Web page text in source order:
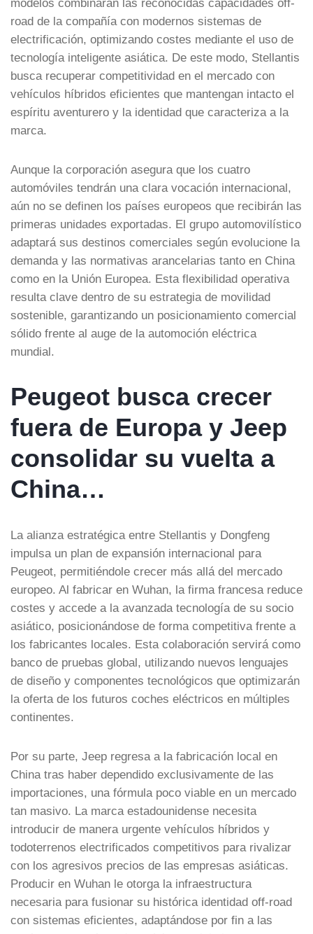
modelos combinarán las reconocidas capacidades off-
road de la compañía con modernos sistemas de
electrificación, optimizando costes mediante el uso de
tecnología inteligente asiática. De este modo, Stellantis
busca recuperar competitividad en el mercado con
vehículos híbridos eficientes que mantengan intacto el
espíritu aventurero y la identidad que caracteriza a la
marca.
Aunque la corporación asegura que los cuatro
automóviles tendrán una clara vocación internacional,
aún no se definen los países europeos que recibirán las
primeras unidades exportadas. El grupo automovilístico
adaptará sus destinos comerciales según evolucione la
demanda y las normativas arancelarias tanto en China
como en la Unión Europea. Esta flexibilidad operativa
resulta clave dentro de su estrategia de movilidad
sostenible, garantizando un posicionamiento comercial
sólido frente al auge de la automoción eléctrica
mundial.
Peugeot busca crecer
fuera de Europa y Jeep
consolidar su vuelta a
China…
La alianza estratégica entre Stellantis y Dongfeng
impulsa un plan de expansión internacional para
Peugeot, permitiéndole crecer más allá del mercado
europeo. Al fabricar en Wuhan, la firma francesa reduce
costes y accede a la avanzada tecnología de su socio
asiático, posicionándose de forma competitiva frente a
los fabricantes locales. Esta colaboración servirá como
banco de pruebas global, utilizando nuevos lenguajes
de diseño y componentes tecnológicos que optimizarán
la oferta de los futuros coches eléctricos en múltiples
continentes.
Por su parte, Jeep regresa a la fabricación local en
China tras haber dependido exclusivamente de las
importaciones, una fórmula poco viable en un mercado
tan masivo. La marca estadounidense necesita
introducir de manera urgente vehículos híbridos y
todoterrenos electrificados competitivos para rivalizar
con los agresivos precios de las empresas asiáticas.
Producir en Wuhan le otorga la infraestructura
necesaria para fusionar su histórica identidad off-road
con sistemas eficientes, adaptándose por fin a las